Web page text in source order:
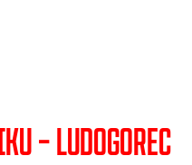
– Ludogorec